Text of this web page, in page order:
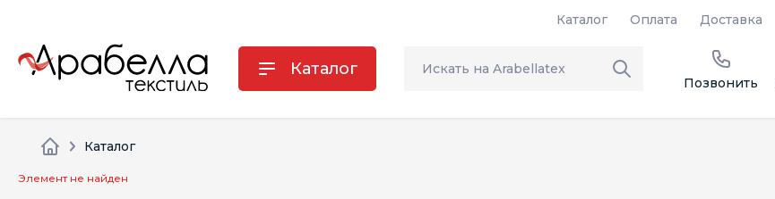
Каталог Оплата Доставка
Каталог
Позвонить
Каталог
Элемент не найден